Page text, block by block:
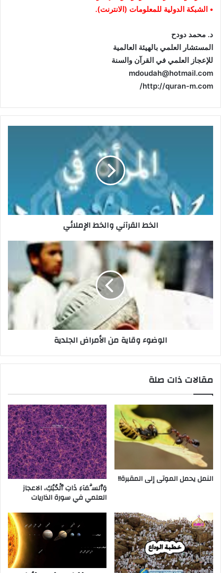
• الشبكة الدولية للمعلومات (الانترنت).
د. محمد دودح
المستشار العلمي بالهيئة العالمية
للإعجاز العلمي في القرآن والسنة
mdoudah@hotmail.com
http://quran-m.com/
الخط القرآني والخط الإملائي
الوضوء وقاية من الأمراض الجلدية
مقالات ذات صلة
النمل يحمل الموتى إلى المقبرة!!
وَٱلسَّمَآءِ ذَاتِ ٱلْحُبُكِ، الاعجاز
العلمي في سورة الذاريات